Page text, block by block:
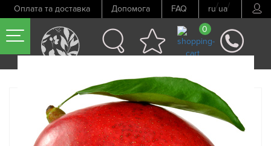
Оплата та доставка Допомога FAQ ru/ua/
0
Попередній товар Наступний товар